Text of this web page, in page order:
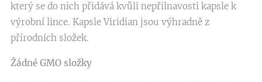
který se do nich přidává kvůli nepřilnavosti kapsle k
výrobní lince. Kapsle Viridian jsou výhradně z
přírodních složek.
Žádné GMO složky